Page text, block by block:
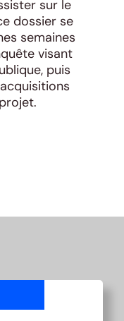
sur le
dossier se
semaines
visant
puis